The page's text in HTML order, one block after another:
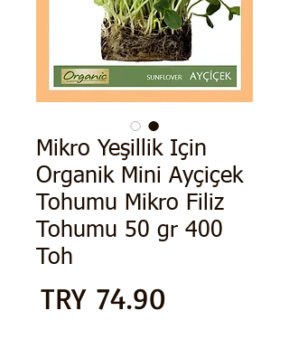
Mikro Yeşillik Için
Organik Mini Ayçiçek
Tohumu Mikro Filiz
Tohumu 50 gr 400
Toh